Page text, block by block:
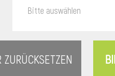
Bitte auswählen